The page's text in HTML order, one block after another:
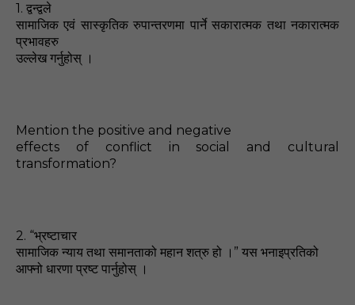
1. द्वन्द्वले
सामाजिक एवं सास्कृतिक रुपान्तरणमा पार्ने सकारात्मक तथा नकारात्मक
प्रभावहरु
उल्लेख गर्नुहोस्‌ ।
Mention the positive and negative
effects of conflict in social and cultural
transformation?
2. “भ्रष्टाचार
सामाजिक न्याय तथा समानताको महान शत्रु हो । ” यस भनाइप्रतिको
आफ्नो धारणा प्रष्ट पार्नुहोस्‌ ।